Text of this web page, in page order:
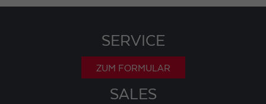
SERVICE
ZUM FORMULAR
SALES